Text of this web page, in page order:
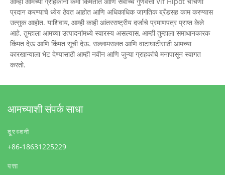
प्रदान करण्याचे ध्येय ठेवत आहोत आणि अधिकाधिक जागतिक ब्रँडसह काम करण्यास
उत्सुक आहोत. याशिवाय, आम्ही काही आंतरराष्ट्रीय दर्जाचे प्रमाणपत्र प्राप्त केले
आहे. तुम्हाला आमच्या उत्पादनांमध्ये स्वारस्य असल्यास, आम्ही तुम्हाला समाधानकारक
किंमत देऊ आणि किंमत सूची देऊ. सल्लामसलत आणि वाटाघाटीसाठी आमच्या
कारखान्याला भेट देण्यासाठी आम्ही नवीन आणि जुन्या ग्राहकांचे मनापासून स्वागत
करतो.
आमच्याशी संपर्क साधा
दूरध्वनी
+86-18631225229
पत्ता